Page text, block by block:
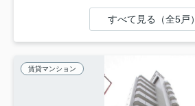
すべて見る（全5戸）
賃貸マンション